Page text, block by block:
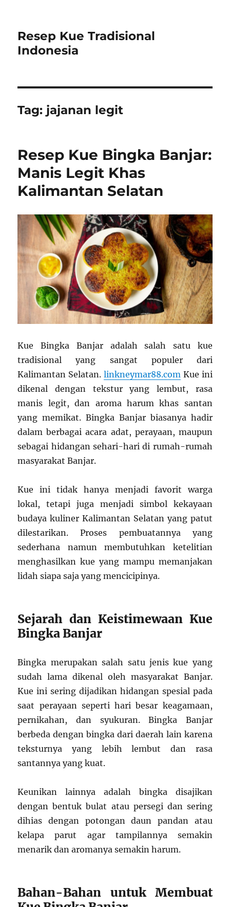
Resep Kue Tradisional
Indonesia
Tag: jajanan legit
Resep Kue Bingka Banjar:
Manis Legit Khas
Kalimantan Selatan
Kue Bingka Banjar adalah salah satu kue
tradisional yang sangat populer dari
Kalimantan Selatan. linkneymar88.com Kue ini
dikenal dengan tekstur yang lembut, rasa
manis legit, dan aroma harum khas santan
yang memikat. Bingka Banjar biasanya hadir
dalam berbagai acara adat, perayaan, maupun
sebagai hidangan sehari-hari di rumah-rumah
masyarakat Banjar.
Kue ini tidak hanya menjadi favorit warga
lokal, tetapi juga menjadi simbol kekayaan
budaya kuliner Kalimantan Selatan yang patut
dilestarikan. Proses pembuatannya yang
sederhana namun membutuhkan ketelitian
menghasilkan kue yang mampu memanjakan
lidah siapa saja yang mencicipinya.
Sejarah dan Keistimewaan Kue
Bingka Banjar
Bingka merupakan salah satu jenis kue yang
sudah lama dikenal oleh masyarakat Banjar.
Kue ini sering dijadikan hidangan spesial pada
saat perayaan seperti hari besar keagamaan,
pernikahan, dan syukuran. Bingka Banjar
berbeda dengan bingka dari daerah lain karena
teksturnya yang lebih lembut dan rasa
santannya yang kuat.
Keunikan lainnya adalah bingka disajikan
dengan bentuk bulat atau persegi dan sering
dihias dengan potongan daun pandan atau
kelapa parut agar tampilannya semakin
menarik dan aromanya semakin harum.
Bahan-Bahan untuk Membuat